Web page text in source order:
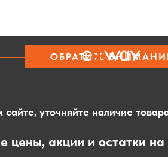
ОБРАТИТЕ
уточняйте наличие
цены, акции и остатки